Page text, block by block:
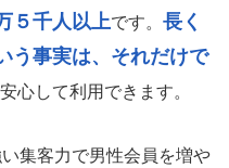
５千人以上です。 長く
う事実は、それだけで
心して利用できます。
集客力で男性会員を増や